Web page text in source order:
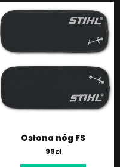
Osłona nóg FS
99zł